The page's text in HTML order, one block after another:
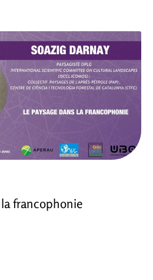
francophonie